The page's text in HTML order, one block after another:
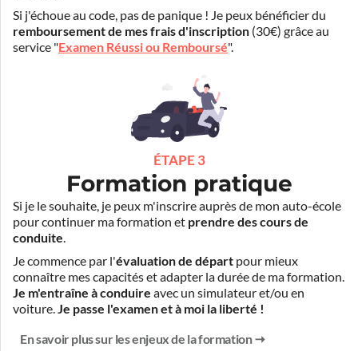
Si j'échoue au code, pas de panique ! Je peux bénéficier du
remboursement de mes frais d'inscription (30€) grâce au
service "Examen Réussi ou Remboursé".
ÉTAPE 3
Formation pratique
Si je le souhaite, je peux m'inscrire auprès de mon auto-école
pour continuer ma formation et prendre des cours de
conduite.
Je commence par l'évaluation de départ pour mieux
connaître mes capacités et adapter la durée de ma formation.
Je m'entraîne à conduire avec un simulateur et/ou en
voiture.Je passe l'examen et à moi la liberté !
En savoir plus sur les enjeux de la formation